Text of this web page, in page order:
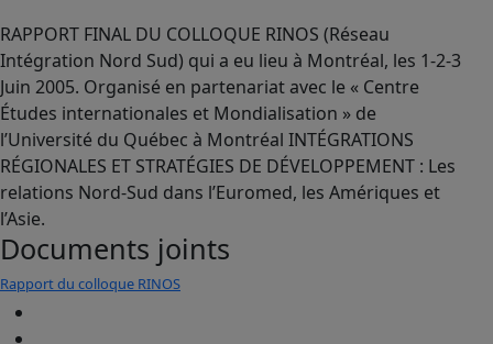
RAPPORT FINAL DU COLLOQUE RINOS (Réseau
Intégration Nord Sud) qui a eu lieu à Montréal, les 1-2-3
Juin 2005. Organisé en partenariat avec le « Centre
Études internationales et Mondialisation » de
l’Université du Québec à Montréal INTÉGRATIONS
RÉGIONALES ET STRATÉGIES DE DÉVELOPPEMENT : Les
relations Nord-Sud dans l’Euromed, les Amériques et
l’Asie.
Documents joints
Rapport du colloque RINOS